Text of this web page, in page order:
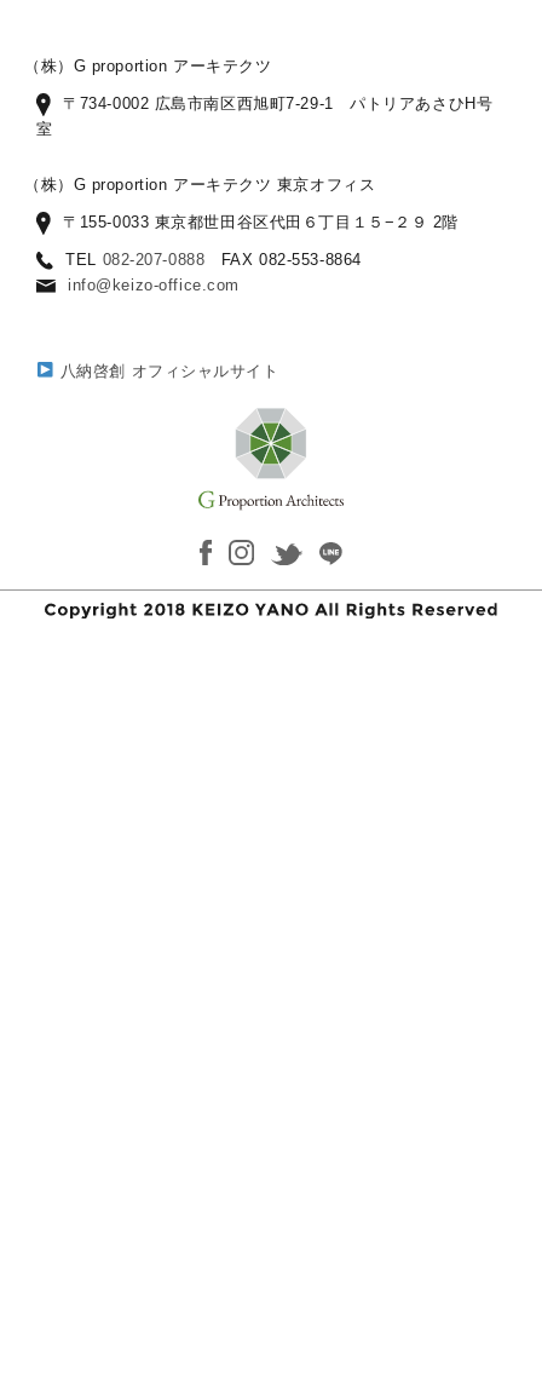
（株）G proportion アーキテクツ
〒734-0002 広島市南区西旭町7-29-1 パトリアあさひH号
室
（株）G proportion アーキテクツ 東京オフィス
〒155-0033 東京都世田谷区代田６丁目１５−２９ 2階
TEL 082-207-0888 FAX 082-553-8864
info@keizo-office.com
八納啓創 オフィシャルサイト